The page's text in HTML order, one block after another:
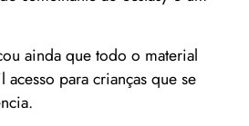
ainda que todo o material
para crianças que se